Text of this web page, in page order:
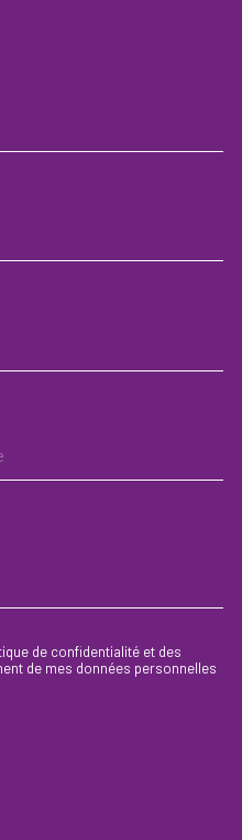
de confidentialité et des
de mes données personnelles